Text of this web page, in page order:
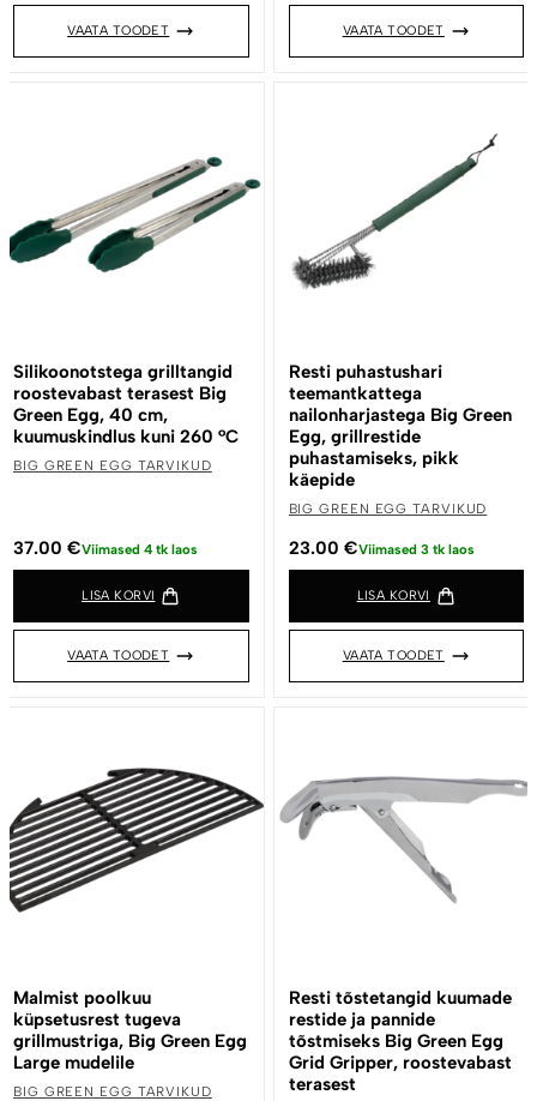
VAATA TOODET VAATA TOODET
Silikoonotstega grilltangid
roostevabast terasest Big
Green Egg, 40 cm,
kuumuskindlus kuni 260 °C
BIG GREEN EGG TARVIKUD
37.00 €Viimased 4 tk laos
LISA KORVI
VAATA TOODET
Resti puhastushari
teemantkattega
nailonharjastega Big Green
Egg, grillrestide
puhastamiseks, pikk
käepide
BIG GREEN EGG TARVIKUD
23.00 €Viimased 3 tk laos
LISA KORVI
VAATA TOODET
Malmist poolkuu
küpsetusrest tugeva
grillmustriga, Big Green Egg
Large mudelile
BIG GREEN EGG TARVIKUD
Resti tõstetangid kuumade
restide ja pannide
tõstmiseks Big Green Egg
Grid Gripper, roostevabast
terasest